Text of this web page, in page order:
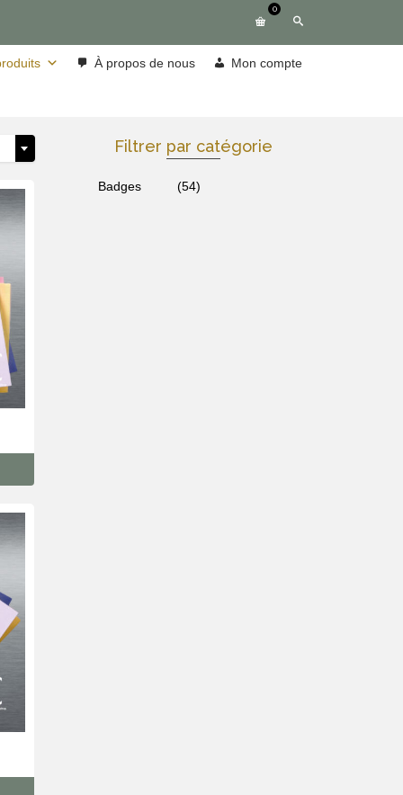
0
À propos de nous Mon compte
Filtrer par catégorie
Badges (54)